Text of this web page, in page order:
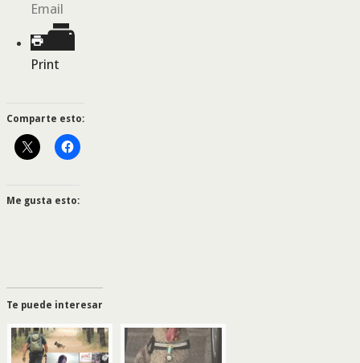
Email
Print
Comparte esto:
Me gusta esto:
Te puede interesar